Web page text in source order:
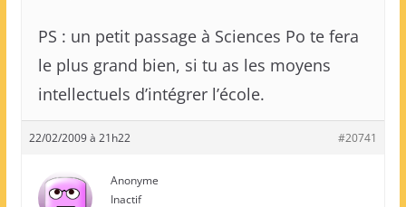
PS : un petit passage à Sciences Po te fera
le plus grand bien, si tu as les moyens
intellectuels d’intégrer l’école.
22/02/2009 à 21h22 #20741
Anonyme
Inactif